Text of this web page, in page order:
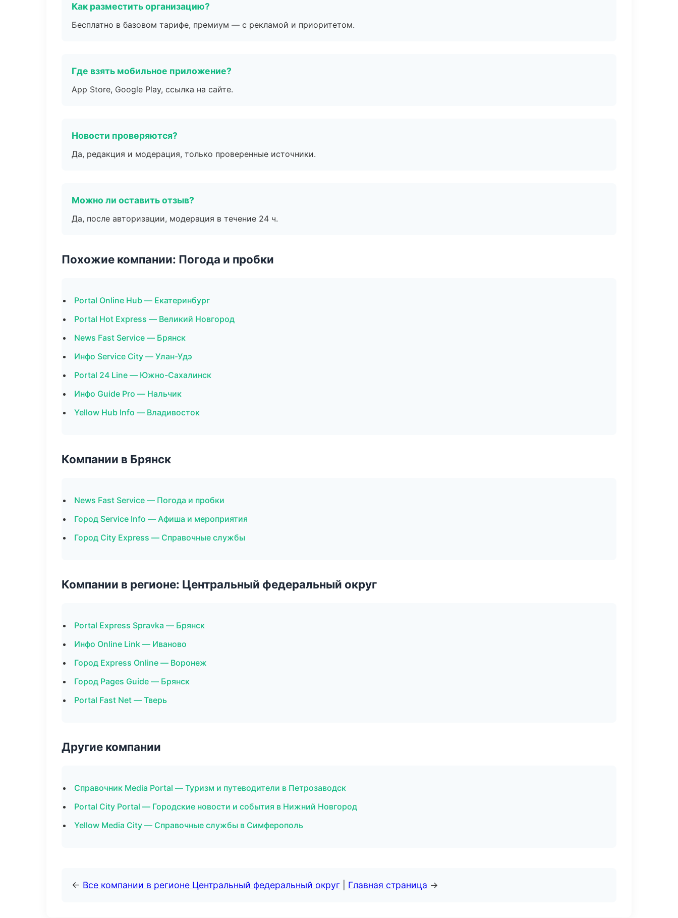
Как разместить организацию?
Бесплатно в базовом тарифе, премиум — с рекламой и приоритетом.
Где взять мобильное приложение?
App Store, Google Play, ссылка на сайте.
Новости проверяются?
Да, редакция и модерация, только проверенные источники.
Можно ли оставить отзыв?
Да, после авторизации, модерация в течение 24 ч.
Похожие компании: Погода и пробки
Portal Online Hub — Екатеринбург
Portal Hot Express — Великий Новгород
News Fast Service — Брянск
Инфо Service City — Улан-Удэ
Portal 24 Line — Южно-Сахалинск
Инфо Guide Pro — Нальчик
Yellow Hub Info — Владивосток
Компании в Брянск
News Fast Service — Погода и пробки
Город Service Info — Афиша и мероприятия
Город City Express — Справочные службы
Компании в регионе: Центральный федеральный округ
Portal Express Spravka — Брянск
Инфо Online Link — Иваново
Город Express Online — Воронеж
Город Pages Guide — Брянск
Portal Fast Net — Тверь
Другие компании
Справочник Media Portal — Туризм и путеводители в Петрозаводск
Portal City Portal — Городские новости и события в Нижний Новгород
Yellow Media City — Справочные службы в Симферополь
← Все компании в регионе Центральный федеральный округ Главная страница →